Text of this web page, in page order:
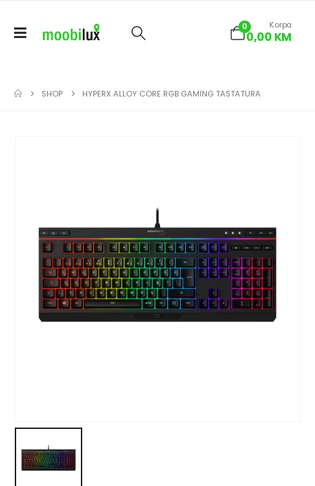
0 Korpa
0,00 KM
SHOP HYPERX ALLOY CORE RGB GAMING TASTATURA